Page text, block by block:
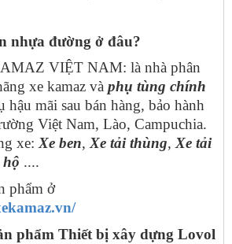
nhựa đường ở đâu?
VIỆT NAM: là nhà phân
xe kamaz và phụ tùng chính
hậu mãi sau bán hàng, bảo hành
Việt Nam, Lào, Campuchia.
xe:Xe ben,Xe tải thùng,Xe tải
hộ ....
phẩm ở
phẩm Thiết bị xây dựng Lovol